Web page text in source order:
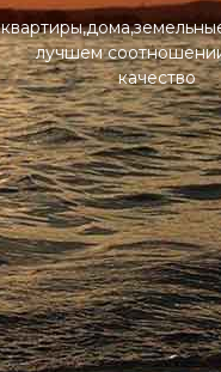
лучшем
качество